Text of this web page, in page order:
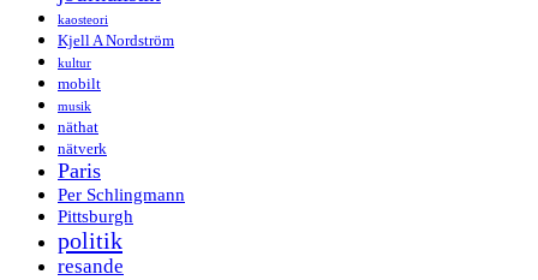
kaosteori
Kjell A Nordström
kultur
mobilt
musik
näthat
nätverk
Paris
Per Schlingmann
Pittsburgh
politik
resande